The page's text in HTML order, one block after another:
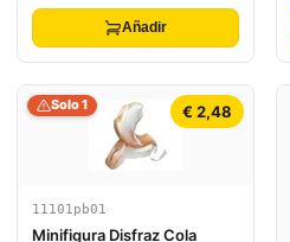
Añadir
€ 2,48
Solo 1
11101pb01
Minifigura Disfraz Cola